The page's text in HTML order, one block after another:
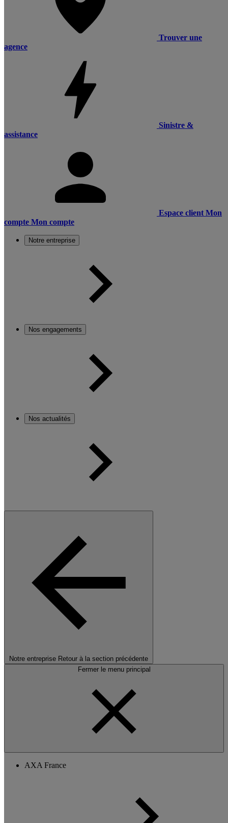
Trouver une
agence
Sinistre &
assistance
Espace client Mon
compte Mon compte
Notre entreprise
Nos engagements
Nos actualités
Notre entreprise Retour à la section précédente
Fermer le menu principal
AXA France